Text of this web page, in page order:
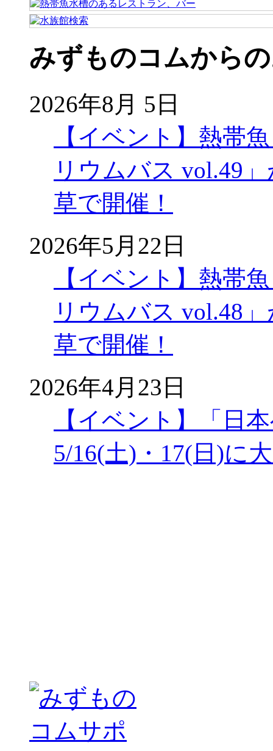
みずものコムから
2026年8月 5日
【イベント】熱帯
リウムバス vol.49
草で開催！
2026年5月22日
【イベント】熱帯
リウムバス vol.48
草で開催！
2026年4月23日
【イベント】「日
5/16(土)・17(日)に